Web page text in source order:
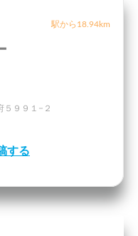
駅から18.94km
５９９１−２
する